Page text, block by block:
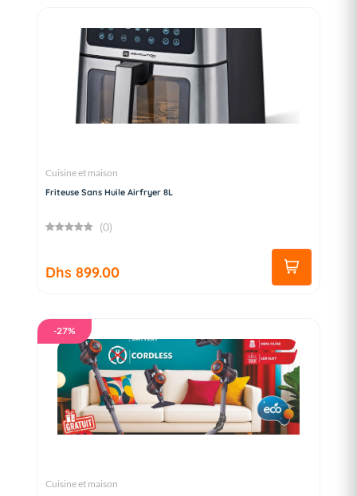
Cuisine et maison
Friteuse Sans Huile Airfryer 8L
(0)
Dhs 899.00
-27%
Cuisine et maison